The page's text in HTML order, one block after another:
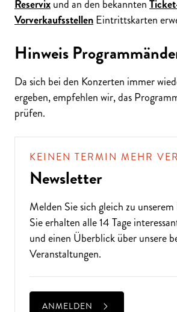
ALTE MUSIK BIS
LIEBEN SIE
Reservixund an den bekannten
VorverkaufsstellenEintrittskarten
Hinweis
Da sich bei den Konzerten immer
ergeben, empfehlen wir, das
prüfen.
KEINEN TERMIN MEHR
Newsletter
Melden Sie sich gleich zu unserem
Sie erhalten alle 14 Tage
und einen Überblick über unsere
Veranstaltungen.
ANMELDEN